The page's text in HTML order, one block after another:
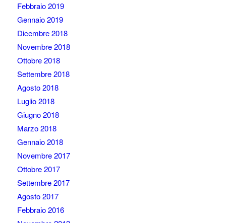
Febbraio 2019
Gennaio 2019
Dicembre 2018
Novembre 2018
Ottobre 2018
Settembre 2018
Agosto 2018
Luglio 2018
Giugno 2018
Marzo 2018
Gennaio 2018
Novembre 2017
Ottobre 2017
Settembre 2017
Agosto 2017
Febbraio 2016